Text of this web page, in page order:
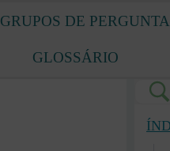
GRUPOS DE
GLOSSÁRIO